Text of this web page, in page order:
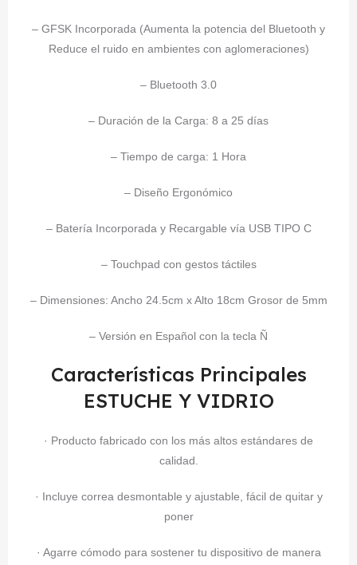
– GFSK Incorporada (Aumenta la potencia del Bluetooth y
Reduce el ruido en ambientes con aglomeraciones)
– Bluetooth 3.0
– Duración de la Carga: 8 a 25 días
– Tiempo de carga: 1 Hora
– Diseño Ergonómico
– Batería Incorporada y Recargable vía USB TIPO C
– Touchpad con gestos táctiles
– Dimensiones: Ancho 24.5cm x Alto 18cm Grosor de 5mm
– Versión en Español con la tecla Ñ
Características Principales
ESTUCHE Y VIDRIO
· Producto fabricado con los más altos estándares de
calidad.
· Incluye correa desmontable y ajustable, fácil de quitar y
poner
· Agarre cómodo para sostener tu dispositivo de manera